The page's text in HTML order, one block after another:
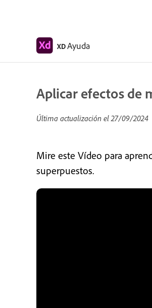
XDAyuda
Aplicar efectos de
Última actualización el27/09/2024
Mire este Vídeo para
superpuestos.